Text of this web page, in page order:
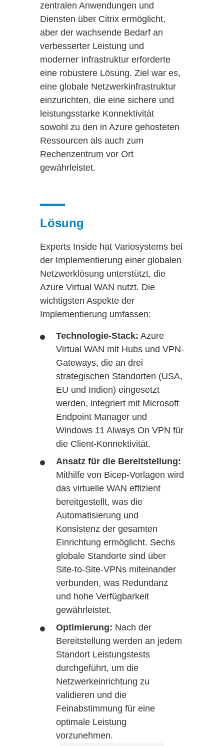
zentralen Anwendungen und
Diensten über Citrix ermöglicht,
aber der wachsende Bedarf an
verbesserter Leistung und
moderner Infrastruktur erforderte
eine robustere Lösung. Ziel war es,
eine globale Netzwerkinfrastruktur
einzurichten, die eine sichere und
leistungsstarke Konnektivität
sowohl zu den in Azure gehosteten
Ressourcen als auch zum
Rechenzentrum vor Ort
gewährleistet.
Lösung
Experts Inside hat Variosystems bei
der Implementierung einer globalen
Netzwerklösung unterstützt, die
Azure Virtual WAN nutzt. Die
wichtigsten Aspekte der
Implementierung umfassen:
Technologie-Stack: Azure
Virtual WAN mit Hubs und VPN-
Gateways, die an drei
strategischen Standorten (USA,
EU und Indien) eingesetzt
werden, integriert mit Microsoft
Endpoint Manager und
Windows 11 Always On VPN für
die Client-Konnektivität.
Ansatz für die Bereitstellung:
Mithilfe von Bicep-Vorlagen wird
das virtuelle WAN effizient
bereitgestellt, was die
Automatisierung und
Konsistenz der gesamten
Einrichtung ermöglicht. Sechs
globale Standorte sind über
Site-to-Site-VPNs miteinander
verbunden, was Redundanz
und hohe Verfügbarkeit
gewährleistet.
Optimierung: Nach der
Bereitstellung werden an jedem
Standort Leistungstests
durchgeführt, um die
Netzwerkeinrichtung zu
validieren und die
Feinabstimmung für eine
optimale Leistung
vorzunehmen.